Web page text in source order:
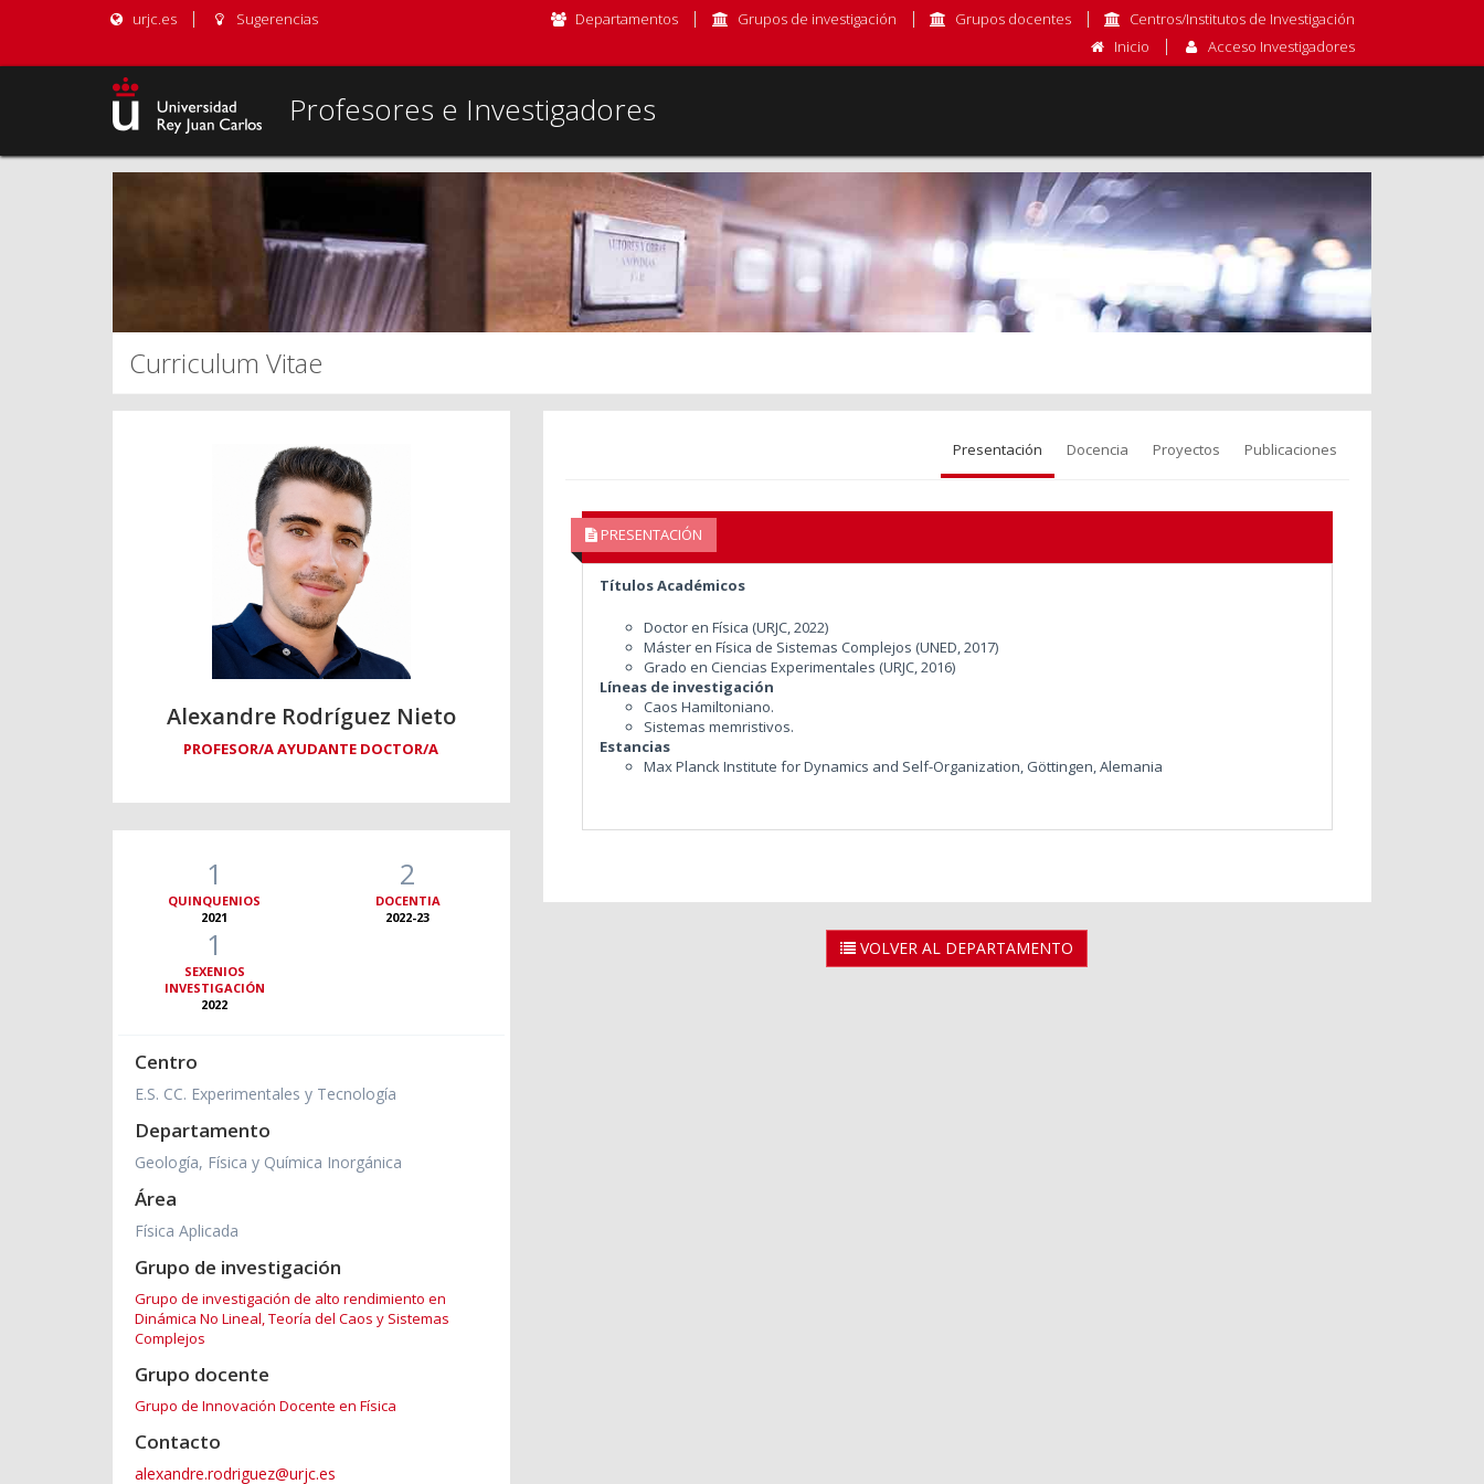
urjc.es Sugerencias Departamentos Grupos de investigación Grupos docentes
Centros/Institutos de Investigación
Inicio
Acceso Investigadores
Profesores e Investigadores
Curriculum Vitae
Alexandre Rodríguez Nieto
PROFESOR/A AYUDANTE DOCTOR/A
1
QUINQUENIOS
2021
2
DOCENTIA
2022-23
1
SEXENIOS
INVESTIGACIÓN
2022
Centro
E.S. CC. Experimentales y Tecnología
Departamento
Geología, Física y Química Inorgánica
Área
Física Aplicada
Grupo de investigación
Grupo de investigación de alto rendimiento en
Dinámica No Lineal, Teoría del Caos y Sistemas
Complejos
Grupo docente
Grupo de Innovación Docente en Física
Contacto
alexandre.rodriguez@urjc.es
Presentación Docencia Proyectos Publicaciones
PRESENTACIÓN
Títulos Académicos
Doctor en Física (URJC, 2022)
Máster en Física de Sistemas Complejos (UNED, 2017)
Grado en Ciencias Experimentales (URJC, 2016)
Líneas de investigación
Caos Hamiltoniano.
Sistemas memristivos.
Estancias
Max Planck Institute for Dynamics and Self-Organization, Göttingen, Alemania
VOLVER AL DEPARTAMENTO